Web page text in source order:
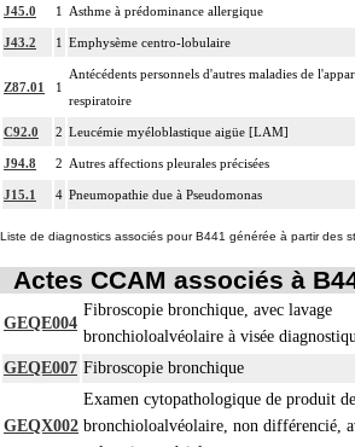
J45.0 1 Asthme à prédominance allergique
J43.2 1 Emphysème centro-lobulaire
Z87.01 1
Antécédents personnels d'autres maladies de
respiratoire
C92.0 2 Leucémie myéloblastique aigüe [LAM]
J94.8 2 Autres affections pleurales précisées
J15.1 4 Pneumopathie due à Pseudomonas
Liste de diagnostics associés pour B441 générée à partir des
Actes CCAM associés à
GEQE004
Fibroscopie bronchique, avec lavage
bronchioloalvéolaire à visée
GEQE007 Fibroscopie bronchique
GEQX002
Examen cytopathologique de produit
bronchioloalvéolaire, non différencié,